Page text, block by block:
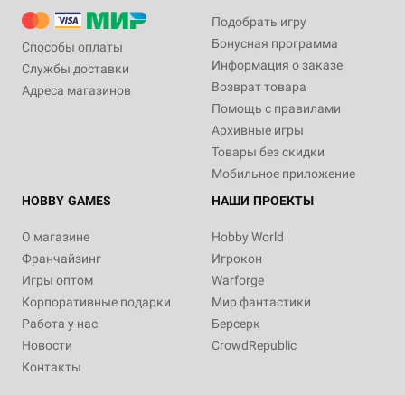
Способы оплаты
Службы доставки
Адреса магазинов
Подобрать игру
Бонусная программа
Информация о заказе
Возврат товара
Помощь с правилами
Архивные игры
Товары без скидки
Мобильное приложение
HOBBY GAMES
О магазине
Франчайзинг
Игры оптом
Корпоративные подарки
Работа у нас
Новости
Контакты
НАШИ ПРОЕКТЫ
Hobby World
Игрокон
Warforge
Мир фантастики
Берсерк
CrowdRepublic